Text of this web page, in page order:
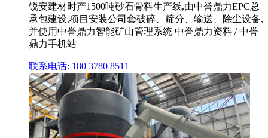
锐安建材时产1500吨砂石骨料生产线,由中誉鼎力EPC总
承包建设,项目安装公司套破碎、筛分、输送、除尘设备,
并使用中誉鼎力智能矿山管理系统 中誉鼎力资料 / 中誉
鼎力手机站
联系电话: 180 3780 8511